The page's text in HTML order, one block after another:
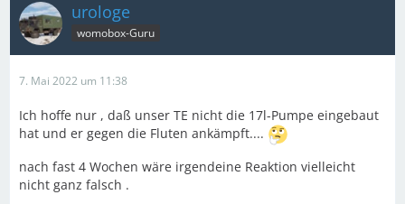
urologe
womobox-Guru
7. Mai 2022 um 11:38
Ich hoffe nur , daß unser TE nicht die 17l-Pumpe eingebaut
hat und er gegen die Fluten ankämpft....
nach fast 4 Wochen wäre irgendeine Reaktion vielleicht
nicht ganz falsch .